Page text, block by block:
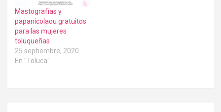
Mastografías y
papanicolaou gratuitos
para las mujeres
toluqueñas
25 septiembre, 2020
En "Toluca"